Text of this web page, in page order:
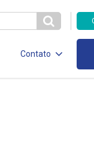
Contato